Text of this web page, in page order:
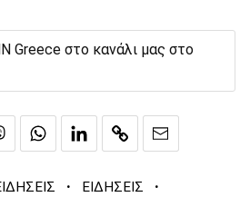
Greece στο κανάλι μας στο
· ΕΙΔΗΣΕΙΣ ·